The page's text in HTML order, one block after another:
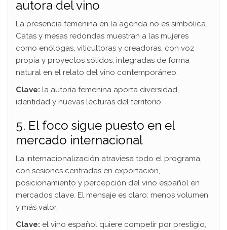
autora del vino
La presencia femenina en la agenda no es simbólica.
Catas y mesas redondas muestran a las mujeres
como enólogas, viticultoras y creadoras, con voz
propia y proyectos sólidos, integradas de forma
natural en el relato del vino contemporáneo.
Clave: la autoría femenina aporta diversidad,
identidad y nuevas lecturas del territorio.
5. El foco sigue puesto en el
mercado internacional
La internacionalización atraviesa todo el programa,
con sesiones centradas en exportación,
posicionamiento y percepción del vino español en
mercados clave. El mensaje es claro: menos volumen
y más valor.
Clave: el vino español quiere competir por prestigio,